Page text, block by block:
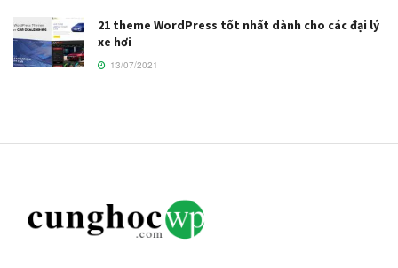
21 theme WordPress tốt nhất dành cho các đại lý
xe hơi
13/07/2021